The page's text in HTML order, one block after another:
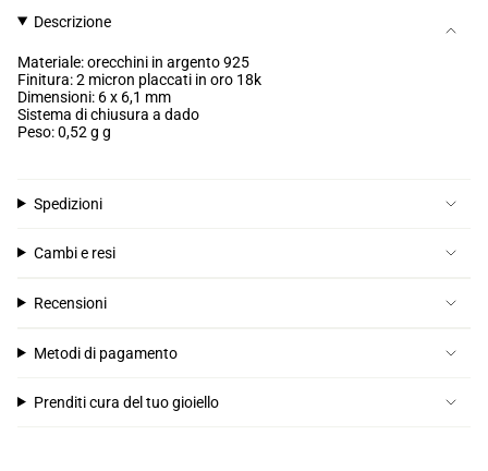
Descrizione
Materiale: orecchini in argento 925
Finitura: 2 micron placcati in oro 18k
Dimensioni: 6 x 6,1 mm
Sistema di chiusura a dado
Peso: 0,52 g g
Spedizioni
Cambi e resi
Recensioni
Metodi di pagamento
Prenditi cura del tuo gioiello